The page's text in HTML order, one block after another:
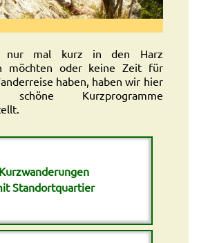
nur mal kurz in den Harz
möchten oder keine Zeit für
haben, haben wir hier
Kurzprogramme
Kurzwanderungen
Standortquartier